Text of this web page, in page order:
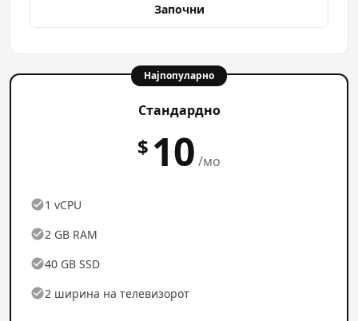
Започни
Најпопуларно
Стандардно
$ 10 /мо
1 vCPU
2 GB RAM
40 GB SSD
2 ширина на телевизорот